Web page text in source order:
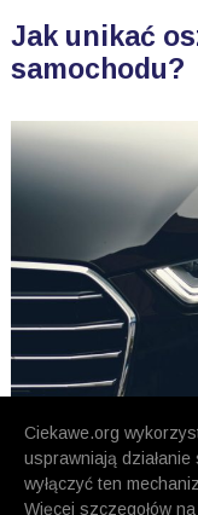
Ciekawe.org
usprawniają
wyłączyć ten
Więcej szczegołów
Jak unikać
samochodu?